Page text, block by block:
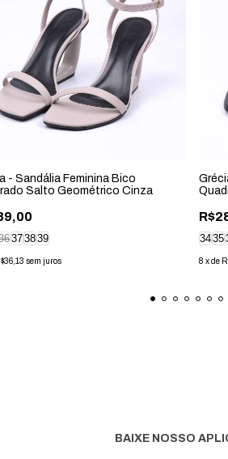
- Sandália Feminina Bico
Salto Geométrico Cinza
373839
sem juros
3435
8 xde
BAIXE NOSSO